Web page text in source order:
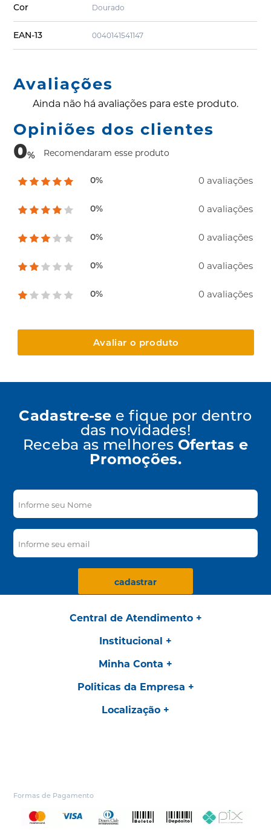
Cor Dourado
EAN-13 0040141541147
Avaliações
Ainda não há avaliações para este produto.
Opiniões dos clientes
0% Recomendaram esse produto
0% 0 avaliações
0% 0 avaliações
0% 0 avaliações
0% 0 avaliações
0% 0 avaliações
Avaliar o produto
Cadastre-se e fique por dentro
das novidades!
Receba as melhores Ofertas e
Promoções.
cadastrar
Central de Atendimento
Institucional
Minha Conta
Politicas da Empresa
Localização
Formas de Pagamento